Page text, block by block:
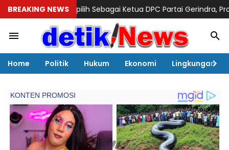
BREAKING NEWS
Sebagai Ketua DPC Partai Gerindra, Prosesi
Home Politik Hukum Ekonomi Lingkungan